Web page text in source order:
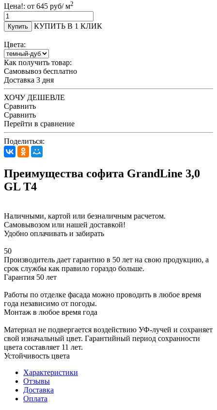
Цена!: от 645 руб/ м2
Купить КУПИТЬ В 1 КЛИК
Цвета:
Как получить товар:
Самовывоз бесплатно
Доставка 3 дня
ХОЧУ ДЕШЕВЛЕ
Сравнить
Сравнить
Перейти в сравнение
Поделиться:
Преимущества софита GrandLine 3,0
GL T4
Наличными, картой или безналичным расчетом.
Самовывозом или нашей доставкой!
Удобно оплачивать и забирать
50
Производитель дает гарантию в 50 лет на свою продукцию, а
срок службы как правило гораздо больше.
Гарантия 50 лет
Работы по отделке фасада можно проводить в любое время
года независимо от погоды.
Монтаж в любое время года
Материал не подвергается воздействию УФ-лучей и сохраняет
свой изначальный цвет. Гарантийный период сохранности
цвета составляет 11 лет.
Устойчивость цвета
Характеристики
Отзывы
Доставка
Оплата